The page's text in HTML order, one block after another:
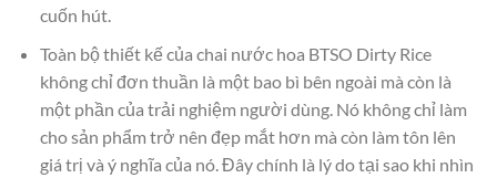
cuốn hút.
Toàn bộ thiết kế của chai nước hoa BTSO Dirty Rice
không chỉ đơn thuần là một bao bì bên ngoài mà còn là
một phần của trải nghiệm người dùng. Nó không chỉ làm
cho sản phẩm trở nên đẹp mắt hơn mà còn làm tôn lên
giá trị và ý nghĩa của nó. Đây chính là lý do tại sao khi nhìn